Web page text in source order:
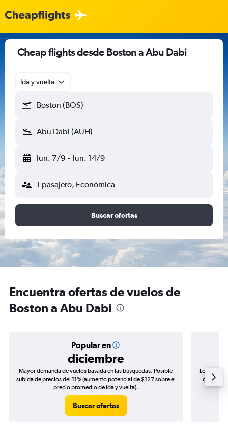
Cheap flights desde Boston a Abu Dabi
Ida y vuelta
Boston (BOS)
Abu Dabi (AUH)
lun. 7/9 - lun. 14/9
1 pasajero, Económica
Buscar ofertas
Encuentra ofertas de vuelos de
Boston a Abu Dabi
Popular en
diciembre
Mayor demanda de vuelos basada en las búsquedas. Posible
subida de precios del 11% (aumento potencial de $127 sobre el
precio promedio de ida y vuelta).
Buscar ofertas
Los
de